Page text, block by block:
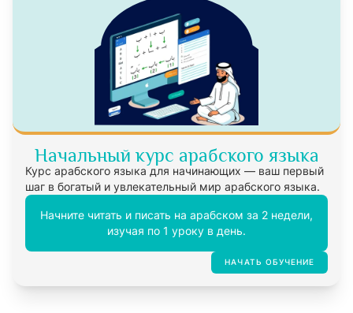
Начальный курс арабского языка
Курс арабского языка для начинающих — ваш первый
шаг в богатый и увлекательный мир арабского языка.
Начните читать и писать на арабском за 2 недели,
изучая по 1 уроку в день.
НАЧАТЬ ОБУЧЕНИЕ